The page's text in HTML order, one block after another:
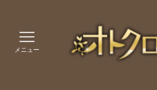
メニュー